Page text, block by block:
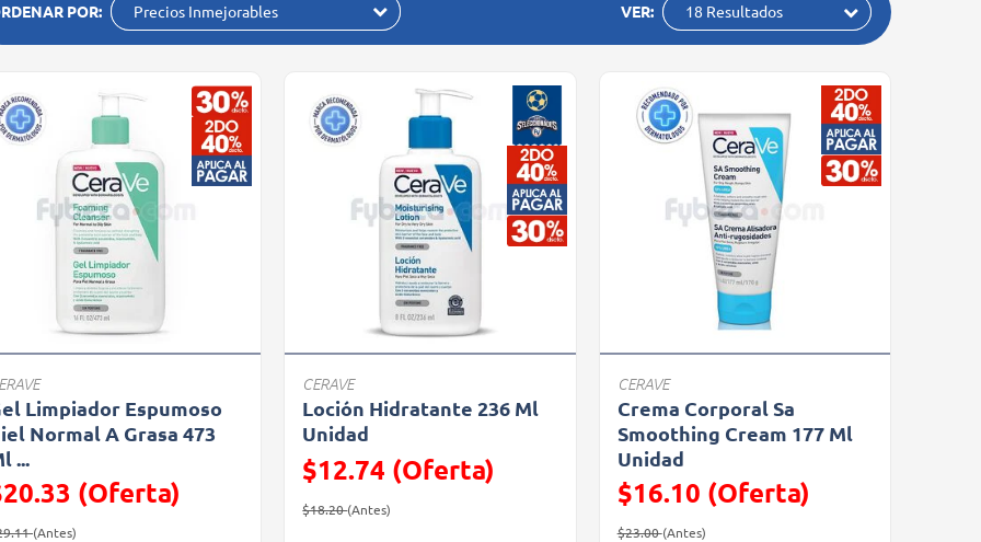
POR: Precios Inmejorables VER: 18 Resultados
Limpiador Espumoso
Normal A Grasa 473
...
(Oferta)
reducido de
(Antes)
CERAVE
Loción Hidratante 236 Ml
Unidad
$12.74 (Oferta)
Precio reducido de
$18.20(Antes)
CERAVE
Crema Corporal Sa
Smoothing Cream 177 Ml
Unidad
$16.10 (Oferta)
Precio reducido de
$23.00(Antes)(Oferta)